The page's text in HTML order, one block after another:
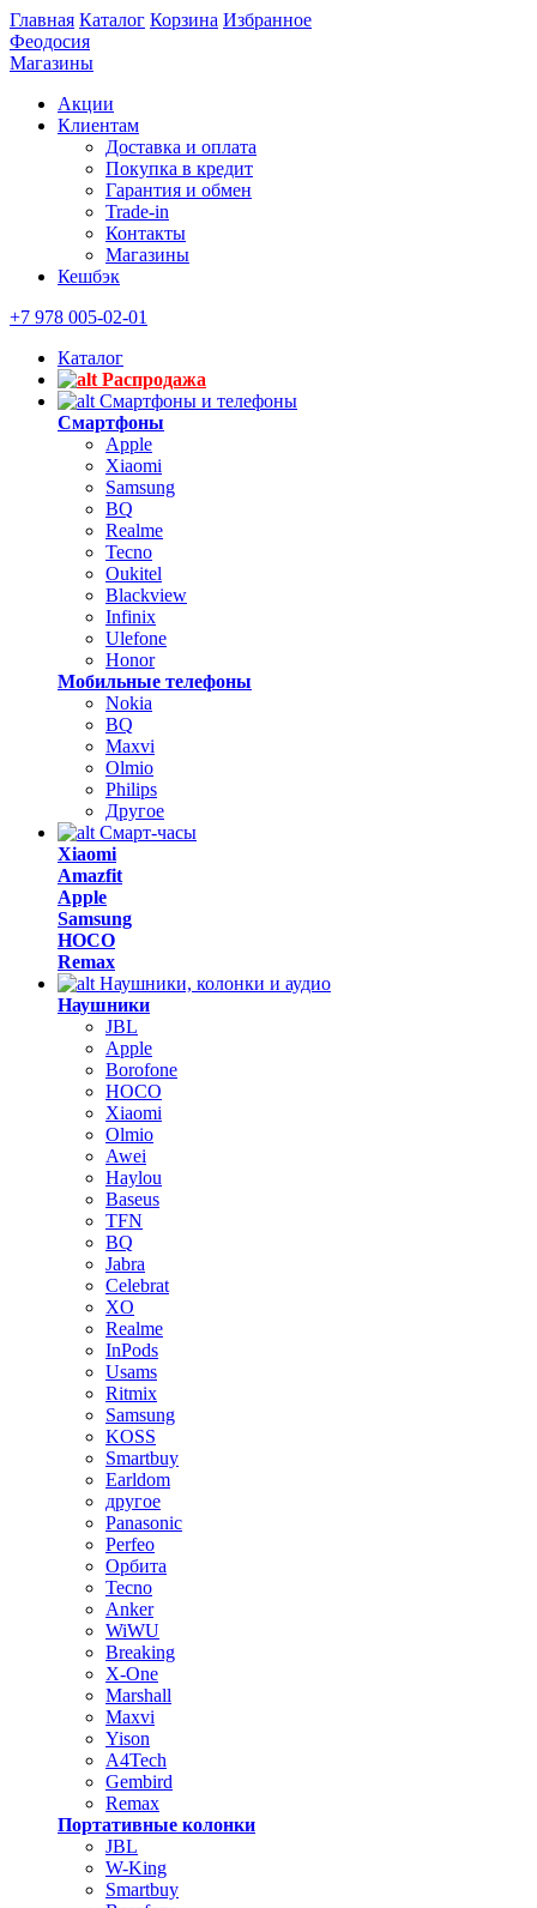
Главная Каталог Корзина Избранное
Феодосия
Магазины
Акции
Клиентам
Доставка и оплата
Покупка в кредит
Гарантия и обмен
Trade-in
Контакты
Магазины
Кешбэк
+7 978 005-02-01
Каталог
Распродажа
Смартфоны и телефоны
Смартфоны
Apple
Xiaomi
Samsung
BQ
Realme
Tecno
Oukitel
Blackview
Infinix
Ulefone
Honor
Мобильные телефоны
Nokia
BQ
Maxvi
Olmio
Philips
Другое
Смарт-часы
Xiaomi
Amazfit
Apple
Samsung
HOCO
Remax
Наушники, колонки и аудио
Наушники
JBL
Apple
Borofone
HOCO
Xiaomi
Olmio
Awei
Haylou
Baseus
TFN
BQ
Jabra
Celebrat
XO
Realme
InPods
Usams
Ritmix
Samsung
KOSS
Smartbuy
Earldom
другое
Panasonic
Perfeo
Орбита
Tecno
Anker
WiWU
Breaking
X-One
Marshall
Maxvi
Yison
A4Tech
Gembird
Remax
Портативные колонки
JBL
W-King
Smartbuy